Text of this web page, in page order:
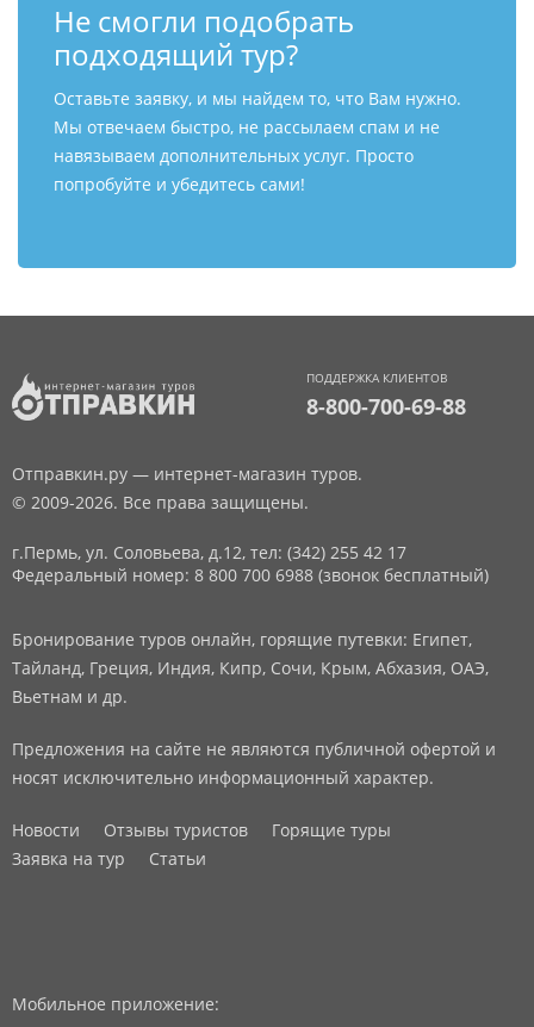
Не смогли подобрать
подходящий тур?
Оставьте заявку, и мы найдем то, что Вам нужно.
Мы отвечаем быстро, не рассылаем спам и не
навязываем дополнительных услуг. Просто
попробуйте и убедитесь сами!
ПОДДЕРЖКА КЛИЕНТОВ
8-800-700-69-88
Отправкин.ру — интернет-магазин туров.
© 2009-2026. Все права защищены.
г.Пермь, ул. Соловьева, д.12, тел: (342) 255 42 17
Федеральный номер: 8 800 700 6988 (звонок бесплатный)
Бронирование туров онлайн, горящие путевки: Египет,
Тайланд, Греция, Индия, Кипр, Сочи, Крым, Абхазия, ОАЭ,
Вьетнам и др.
Предложения на сайте не являются публичной офертой и
носят исключительно информационный характер.
Новости Отзывы туристов
Горящие туры
Заявка на тур
Статьи
Мобильное приложение: